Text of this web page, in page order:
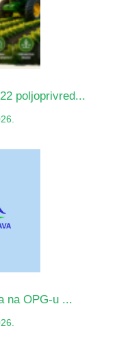
poljoprivred...
na OPG-u ...